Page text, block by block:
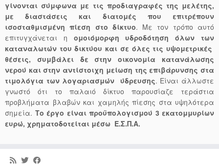
γίνονται σύμφωνα με τις προδιαγραφές της μελέτης,
με διαστάσεις και διατομές που επιτρέπουν
ισοσταθμισμένη πίεση στο δίκτυο. Με τον τρόπο αυτό
επιτυγχάνεται η ομοιόμορφη υδροδότηση όλων των
καταναλωτών του δικτύου και σε όλες τις υψομετρικές
θέσεις, συμβάλει δε στην οικονομία κατανάλωσης
νερού και στην αντίστοιχη μείωση της επιβάρυνσης στα
τιμολόγια των λογαριασμών ύδρευσης. Είναι άλλωστε
γνωστό ότι το παλαιό δίκτυο παρουσίαζε τεράστια
προβλήματα βλαβών και χαμηλής πίεσης στα υψηλότερα
σημεία. Το έργο είναι προϋπολογισμού 3 εκατομμυρίων
ευρώ, χρηματοδοτείται μέσω Ε.Σ.Π.Α.